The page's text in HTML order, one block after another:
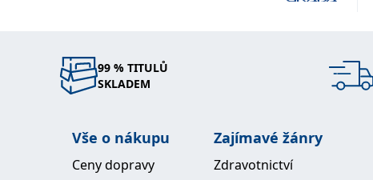
99 % TITULŮ
SKLADEM
Vše o nákupu
Ceny dopravy
Zajímavé žánry
Zdravotnictví